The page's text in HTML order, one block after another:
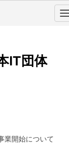
IT団体
業開始について